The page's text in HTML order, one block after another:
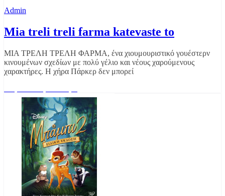
Admin
Mia treli treli farma katevaste to
ΜΙΑ ΤΡΕΛΗ ΤΡΕΛΗ ΦΑΡΜΑ, ένα χιουμουριστικό γουέστερν
κινουμένων σχεδίων με πολύ γέλιο και νέους χαρούμενους
χαρακτήρες. Η χήρα Πάρκερ δεν μπορεί